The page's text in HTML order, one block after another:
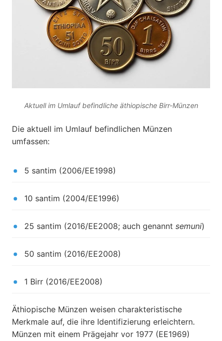
Aktuell im Umlauf befindliche äthiopische Birr-Münzen
Die aktuell im Umlauf befindlichen Münzen
umfassen:
5 santim (2006/EE1998)
10 santim (2004/EE1996)
25 santim (2016/EE2008; auch genannt semuni)
50 santim (2016/EE2008)
1 Birr (2016/EE2008)
Äthiopische Münzen weisen charakteristische
Merkmale auf, die ihre Identifizierung erleichtern.
Münzen mit einem Prägejahr vor 1977 (EE1969)